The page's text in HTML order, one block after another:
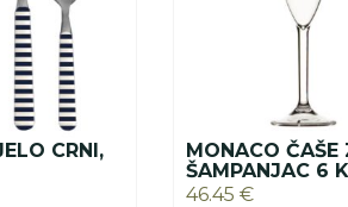
CRNI,
MONACO ČAŠE
ŠAMPANJAC 6
46.45 €